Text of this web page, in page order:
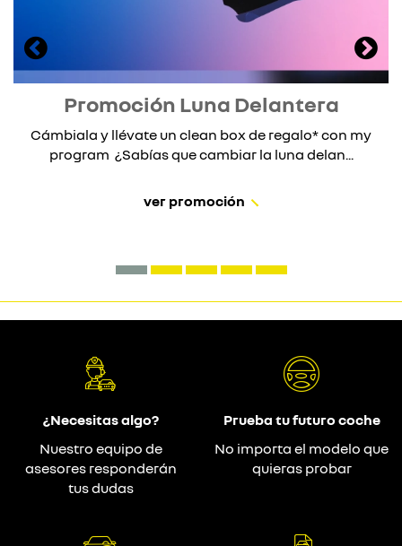
Promoción Luna Delantera
Cámbiala y llévate un clean box de regalo* con my
program ¿Sabías que cambiar la luna delan...
ver promoción
¿Necesitas algo?
Nuestro equipo de
asesores responderán
tus dudas
Prueba tu futuro coche
No importa el modelo que
quieras probar